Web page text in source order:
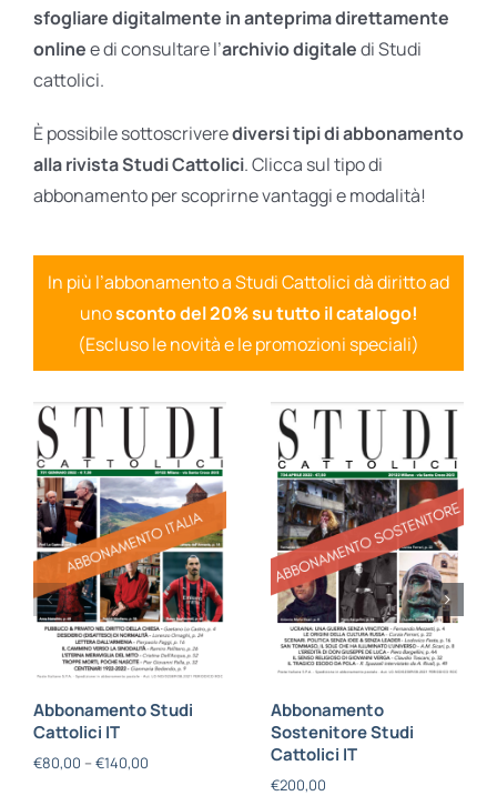
Ares Gift Card
sfogliare digitalmente in anteprima direttamente
onlinee di consultare l’archivio digitaledi Studi
cattolici.
È possibile sottoscriverediversi tipi di abbonamento
alla rivista Studi Cattolici. Clicca sul tipo di
abbonamento per scoprirne vantaggi e modalità!
In più l’abbonamento a Studi Cattolici dà diritto ad
unosconto del 20% su tutto il catalogo!
(Escluso le novità e le promozioni speciali)
Abbonamento Studi
Cattolici IT
€80,00 – €140,00
Abbonamento
Sostenitore Studi
Cattolici IT
€200,00